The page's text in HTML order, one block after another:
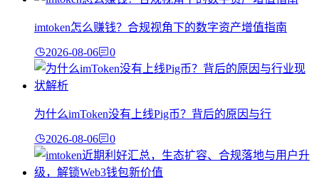
imtoken怎么赚钱？合规视角下的数字资产增值指南
2026-08-06 0
为什么imToken没有上线Pig币？背后的原因与行
2026-08-06 0